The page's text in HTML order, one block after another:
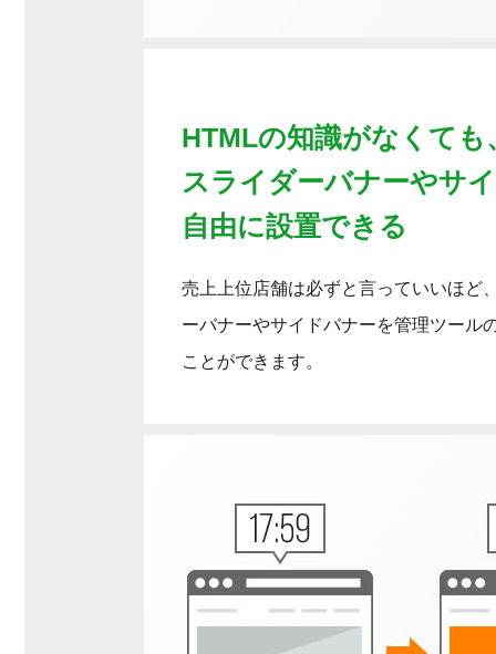
HTMLの知識がなくても
スライダーバナーやサ
自由に設置できる
売上上位店舗は必ずと言っていいほど
ーバナーやサイドバナーを管理ツール
ことができます。